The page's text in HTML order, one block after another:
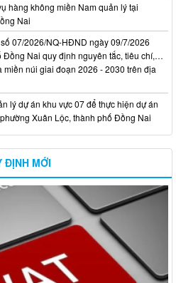
hàng không miền Nam quản lý tại
Nai
07/2026/NQ-HĐND ngày 09/7/2026
Đồng Nai quy định nguyên tắc, tiêu chí,…
núi giai đoạn 2026 - 2030 trên địa
lý dự án khu vực 07 để thực hiện dự án
Xuân Lộc, thành phố Đồng Nai
ĐỊNH MỚI